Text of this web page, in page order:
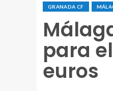
GRANADA CF
para
euros